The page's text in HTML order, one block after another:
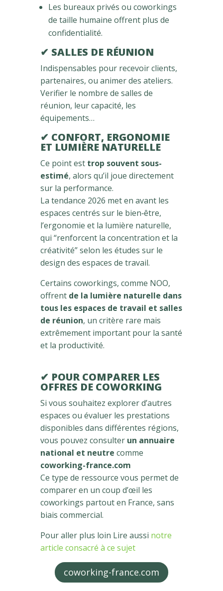
Les bureaux privés ou coworkings
de taille humaine offrent plus de
confidentialité.
✔ SALLES DE RÉUNION
Indispensables pour recevoir clients,
partenaires, ou animer des ateliers.
Verifier le nombre de salles de
réunion, leur capacité, les
équipements…
✔ CONFORT, ERGONOMIE
ET LUMIÈRE NATURELLE
Ce point est trop souvent sous-
estimé, alors qu’il joue directement
sur la performance.
La tendance 2026 met en avant les
espaces centrés sur le bien‑être,
l’ergonomie et la lumière naturelle,
qui “renforcent la concentration et la
créativité” selon les études sur le
design des espaces de travail.
Certains coworkings, comme NOO,
offrent de la lumière naturelle dans
tous les espaces de travail et salles
de réunion, un critère rare mais
extrêmement important pour la santé
et la productivité.
✔ POUR COMPARER LES
OFFRES DE COWORKING
Si vous souhaitez explorer d’autres
espaces ou évaluer les prestations
disponibles dans différentes régions,
vous pouvez consulter un annuaire
national et neutre comme
coworking-france.com
Ce type de ressource vous permet de
comparer en un coup d’œil les
coworkings partout en France, sans
biais commercial.
Pour aller plus loin Lire aussi notre
article consacré à ce sujet
coworking-france.com